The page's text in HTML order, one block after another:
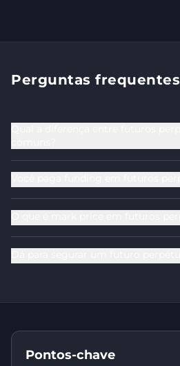
Perguntas frequentes
Pontos-chave